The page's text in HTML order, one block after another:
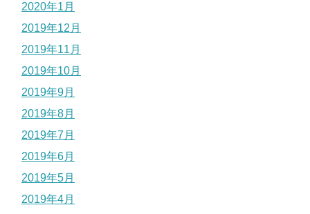
2020年1月
2019年12月
2019年11月
2019年10月
2019年9月
2019年8月
2019年7月
2019年6月
2019年5月
2019年4月